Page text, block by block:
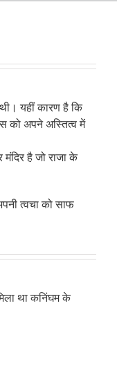
यहीं कारण है कि
को अपने अस्तित्‍व में
है जो राजा के
त्‍वचा को साफ
था कनिंघम के